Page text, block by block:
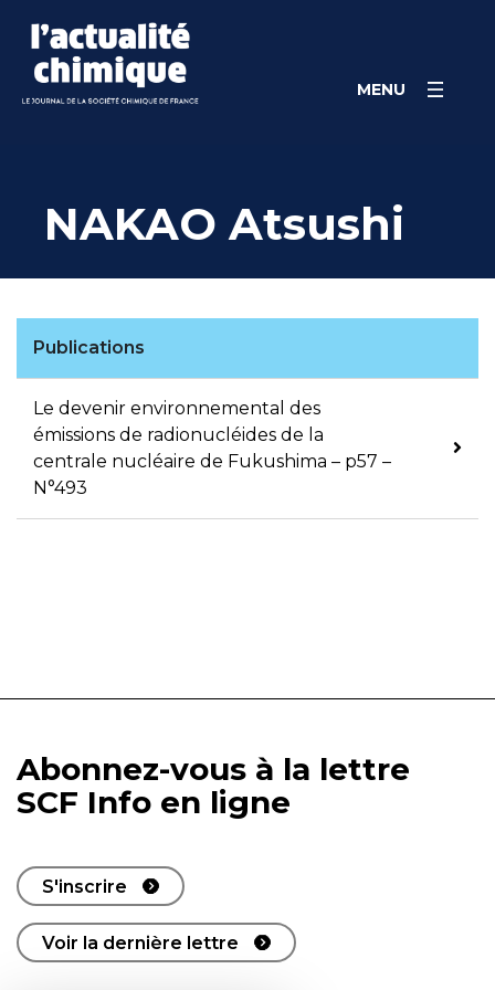
content
MENU
NAKAO Atsushi
Publications
Le devenir environnemental des
émissions de radionucléides de la
centrale nucléaire de Fukushima – p57 –
N°493
Abonnez-vous à la lettre
SCF Info en ligne
S'inscrire
Voir la dernière lettre